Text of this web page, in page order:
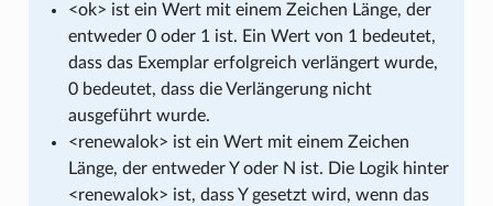
<ok> ist ein Wert mit einem Zeichen Länge, der
entweder 0 oder 1 ist. Ein Wert von 1 bedeutet,
dass das Exemplar erfolgreich verlängert wurde,
0 bedeutet, dass die Verlängerung nicht
ausgeführt wurde.
<renewalok> ist ein Wert mit einem Zeichen
Länge, der entweder Y oder N ist. Die Logik hinter
<renewalok> ist, dass Y gesetzt wird, wenn das